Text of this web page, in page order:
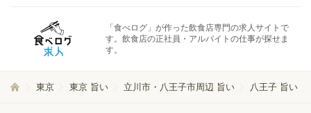
「食べログ」が作った飲食店専門の求人サイトで
す。飲食店の正社員・アルバイトの仕事が探せま
す。
東京 東京 旨い 立川市・八王子市周辺 旨い 八王子 旨い